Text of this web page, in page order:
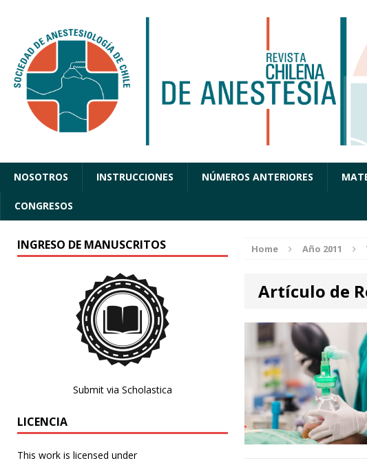
NOSOTROS INSTRUCCIONES NÚMEROS ANTERIORES
CONGRESOS
Home Año 2011
Artículo de
INGRESO DE MANUSCRITOS
Submit via Scholastica
LICENCIA
This work is licensed under